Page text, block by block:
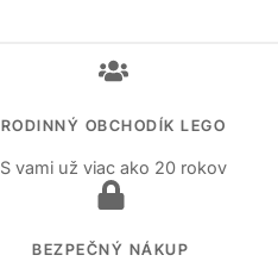
RODINNÝ OBCHODÍK LEGO
S vami už viac ako 20 rokov
BEZPEČNÝ NÁKUP